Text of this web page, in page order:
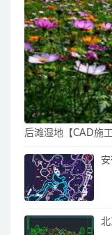
后滩湿地【CAD施
北